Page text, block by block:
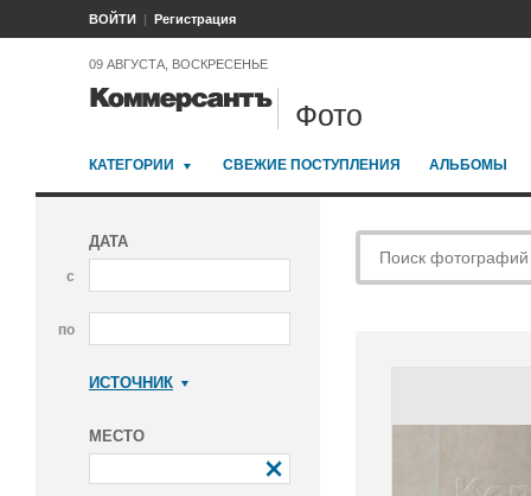
ВОЙТИ Регистрация
09 АВГУСТА, ВОСКРЕСЕНЬЕ
Фото
КАТЕГОРИИ СВЕЖИЕ ПОСТУПЛЕНИЯ АЛЬБОМЫ
ДАТА
с
по
ИСТОЧНИК
МЕСТО